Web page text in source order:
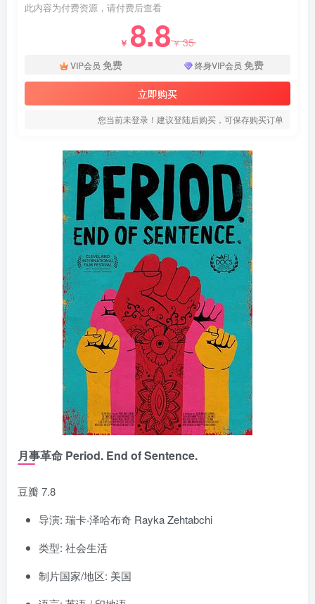
此内容为付费资源，请付费后查看
￥ 8.8￥35
VIP会员 免费 终身VIP会员 免费
立即购买
您当前未登录！建议登陆后购买，可保存购买订单
月事革命 Period. End of Sentence.
豆瓣 7.8
导演: 瑞卡·泽哈布奇 Rayka Zehtabchi
类型: 社会生活
制片国家/地区: 美国